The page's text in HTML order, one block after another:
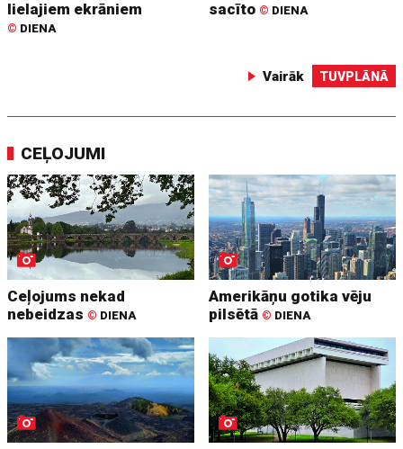
lielajiem ekrāniem
© DIENA
sacīto © DIENA
Vairāk TUVPLĀNĀ
CEĻOJUMI
Ceļojums nekad
nebeidzas © DIENA
Amerikāņu gotika vēju
pilsētā © DIENA